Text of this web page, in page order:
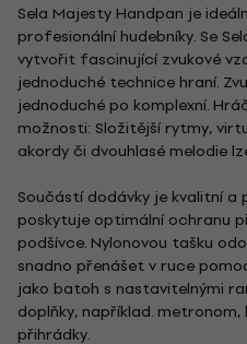
Sela Majesty Handpan je
profesionální hudebníky. Se
vytvořit fascinující zvukové
jednoduché technice hraní.
jednoduché po komplexní.
možnosti: Složitější rytmy,
akordy či dvouhlasé melodie
Součástí dodávky je kvalitní a
poskytuje optimální ochranu
podšívce. Nylonovou tašku
snadno přenášet v ruce
jako batoh s nastavitelnými
doplňky, například.
přihrádky.